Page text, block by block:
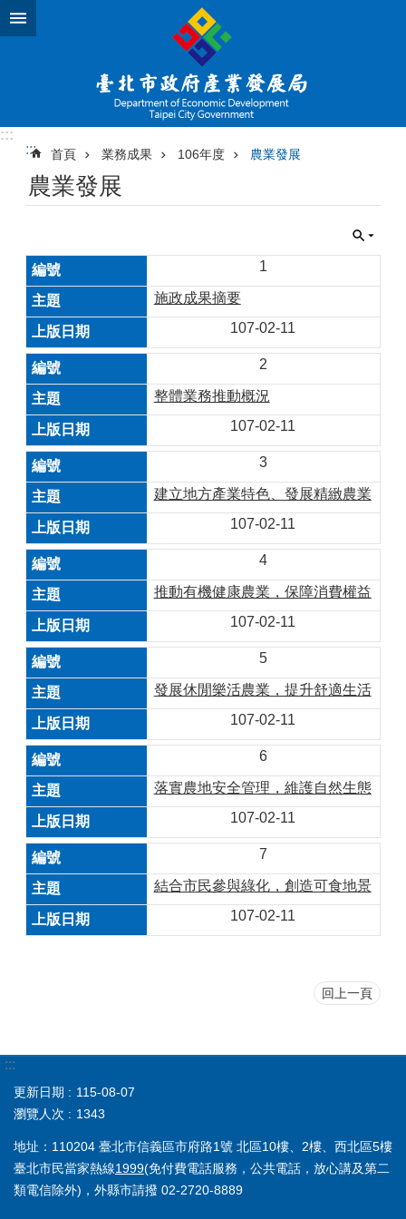
跳到主要內容區塊
:::
:::
首頁 業務成果 106年度 農業發展
農業發展
1
施政成果摘要
107-02-11
2
整體業務推動概況
107-02-11
3
建立地方產業特色、發展精緻農業
107-02-11
4
推動有機健康農業，保障消費權益
107-02-11
5
發展休閒樂活農業，提升舒適生活
107-02-11
6
落實農地安全管理，維護自然生態
107-02-11
7
結合市民參與綠化，創造可食地景
107-02-11
回上一頁
:::
更新日期
115-08-07
瀏覽人次
1343
地址：110204 臺北市信義區市府路1號 北區10樓、2樓、西北區5樓
臺北市民當家熱線1999(免付費電話服務，公共電話，放心講及第二
類電信除外)，外縣市請撥 02-2720-8889